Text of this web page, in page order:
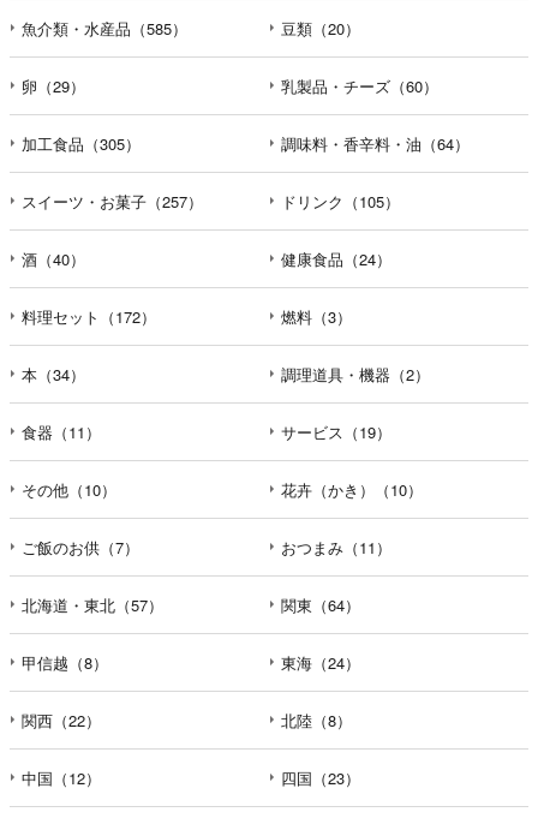
魚介類・水産品（585） 豆類（20）
卵（29） 乳製品・チーズ（60）
加工食品（305） 調味料・香辛料・油（64）
スイーツ・お菓子（257） ドリンク（105）
酒（40） 健康食品（24）
料理セット（172） 燃料（3）
本（34） 調理道具・機器（2）
食器（11） サービス（19）
その他（10） 花卉（かき）（10）
ご飯のお供（7） おつまみ（11）
北海道・東北（57） 関東（64）
甲信越（8） 東海（24）
関西（22） 北陸（8）
中国（12） 四国（23）